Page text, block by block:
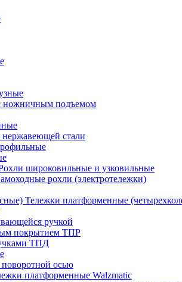
ножничным подъемом
нержавеющей стали
широковильные и узковильные
рохли (электротележки)
Тележки платформенные
ручкой
покрытием ТПР
ТПД
осью
платформенные Walzmatic